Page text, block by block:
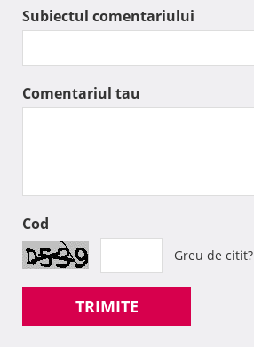
Subiectul comentariului
Comentariul tau
Cod
Greu de citit?
TRIMITE